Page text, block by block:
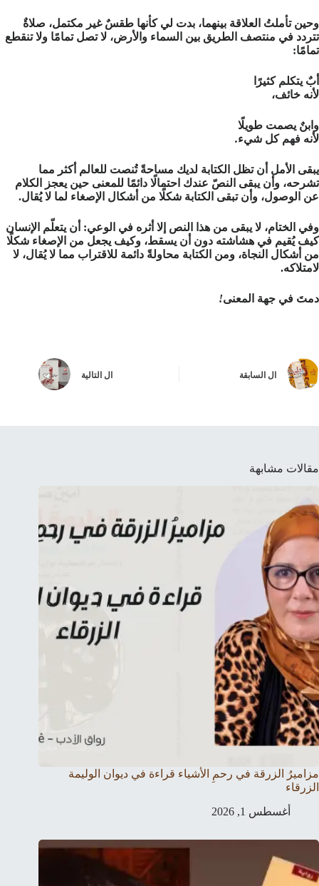
وحين تأملتُ العلاقة بينهما، بدت لي كأنها طقسٌ غير مكتمل، صلاةٌ
تتردد في منتصف الطريق بين السماء والأرض، لا تصل تمامًا ولا تنقطع
تمامًا:
أبٌ يتكلم كثيرًا
لأنه خائف،
وابنٌ يصمت طويلًا
لأنه فهم كل شيء.
يبقى الأمل أن تظل الكتابة لديك مساحةً تُنصت للعالم أكثر مما
تشرحه، وأن يبقى النصّ عندك احتمالًا دائمًا للمعنى حين يعجز الكلام
عن الوصول، وأن تبقى الكتابة شكلًا من أشكال الإصغاء لما لا يُقال.
وفي الختام، لا يبقى من هذا النص إلا أثره في الوعي: أن يتعلّم الإنسان
كيف يُقيم في هشاشته دون أن يسقط، وكيف يجعل من الإصغاء شكلًا
من أشكال النجاة، ومن الكتابة محاولةً دائمة للاقتراب مما لا يُقال، لا
لامتلاكه.
دمتَ في جهة المعنى!
ال السابقة ال التالية
مقالات مشابهة
مزاميرُ الزرقة في رحمِ الأشياء قراءة في ديوان الوليمة
الزرقاء
أغسطس 1, 2026